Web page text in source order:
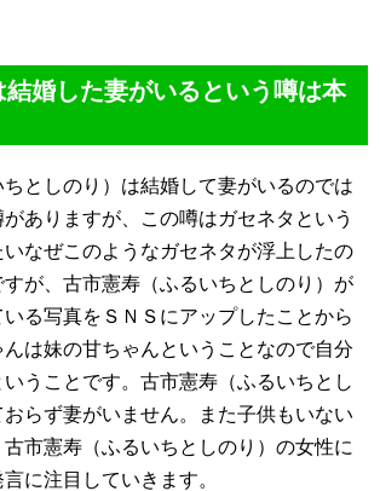
婚した妻がいるという噂は本
としのり）は結婚して妻がいるのでは
ありますが、この噂はガセネタという
なぜこのようなガセネタが浮上したの
が、古市憲寿（ふるいちとしのり）が
る写真をＳＮＳにアップしたことから
は妹の甘ちゃんということなので自分
うことです。古市憲寿（ふるいちとし
らず妻がいません。また子供もいない
市憲寿（ふるいちとしのり）の女性に
に注目していきます。